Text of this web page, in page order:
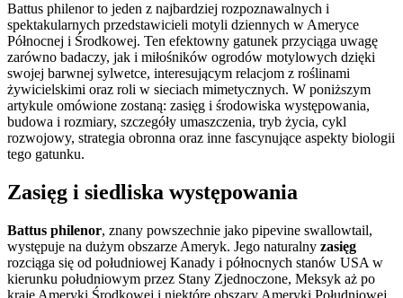
Battus philenor to jeden z najbardziej rozpoznawalnych i
spektakularnych przedstawicieli motyli dziennych w Ameryce
Północnej i Środkowej. Ten efektowny gatunek przyciąga uwagę
zarówno badaczy, jak i miłośników ogrodów motylowych dzięki
swojej barwnej sylwetce, interesującym relacjom z roślinami
żywicielskimi oraz roli w sieciach mimetycznych. W poniższym
artykule omówione zostaną: zasięg i środowiska występowania,
budowa i rozmiary, szczegóły umaszczenia, tryb życia, cykl
rozwojowy, strategia obronna oraz inne fascynujące aspekty biologii
tego gatunku.
Zasięg i siedliska występowania
Battus philenor, znany powszechnie jako pipevine swallowtail,
występuje na dużym obszarze Ameryk. Jego naturalny zasięg
rozciąga się od południowej Kanady i północnych stanów USA w
kierunku południowym przez Stany Zjednoczone, Meksyk aż po